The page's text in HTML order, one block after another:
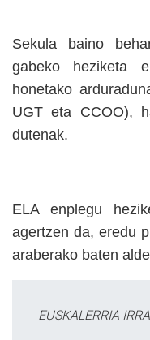
Sekula baino
gabeko heziketa
honetako
UGT eta CCOO),
dutenak.
ELA enplegu
agertzen da, eredu
araberako baten
EUSKALERRIA